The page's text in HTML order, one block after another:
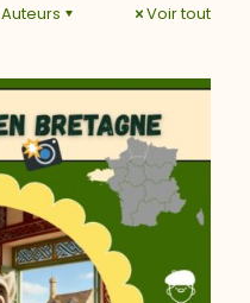
Auteurs Voir tout